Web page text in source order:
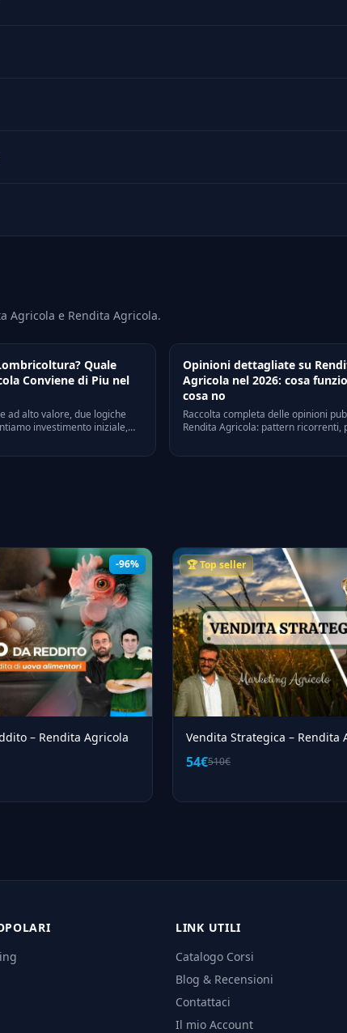
Agricola e Rendita Agricola.
Quale
Conviene di Piu nel
ad alto valore, due logiche
investimento iniziale,
Opinioni dettagliate su
Agricola nel 2026: cosa
cosa no
Raccolta completa delle opinioni
Rendita Agricola: pattern ricorrenti,
-96%
– Rendita Agricola
🏆 Top seller
Vendita Strategica – Rendita
54€510€
LINK UTILI
Catalogo Corsi
Blog & Recensioni
Contattaci
Il mio Account